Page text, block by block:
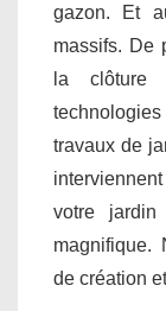
gazon. Et
massifs. De
la clôture
travaux de
votre
magnifique.
de création